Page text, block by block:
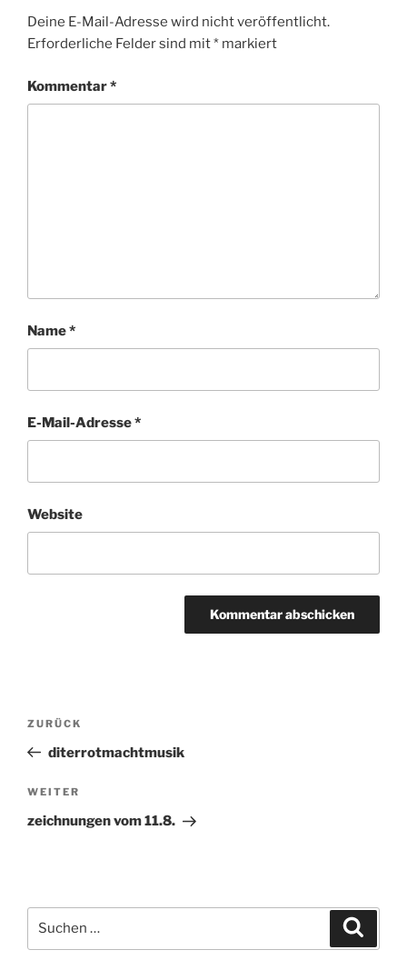
Deine E-Mail-Adresse wird nicht veröffentlicht.
Erforderliche Felder sind mit* markiert
Kommentar*
Name*
E-Mail-Adresse*
Website
Beitragsnavigation
Vorheriger
Beitrag
ZURÜCK
diterrotmachtmusik
Nächster
Beitrag
WEITER
zeichnungen vom 11.8.
Suchen